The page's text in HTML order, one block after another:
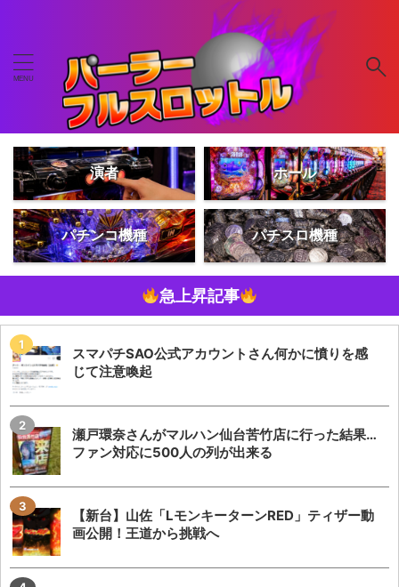
演者 ホール
パチンコ機種 パチスロ機種
急上昇記事
スマパチSAO公式アカウントさん何かに憤りを感
じて注意喚起
瀬戸環奈さんがマルハン仙台苦竹店に行った結果…
ファン対応に500人の列が出来る
【新台】山佐「LモンキーターンRED」ティザー動
画公開！王道から挑戦へ